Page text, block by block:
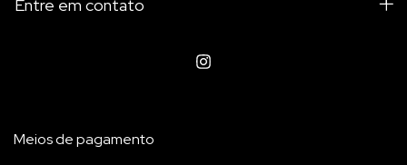
Entre em contato
Meios de pagamento